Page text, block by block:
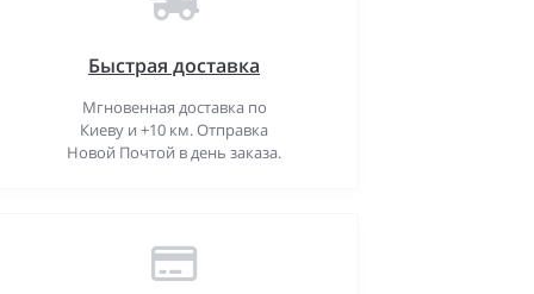
Быстрая доставка
Мгновенная доставка по
Киеву и +10 км. Отправка
Новой Почтой в день заказа.